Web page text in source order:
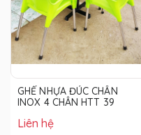
GHẾ NHỰA ĐÚC CHÂN
INOX 4 CHÂN HTT 39
Liên hệ